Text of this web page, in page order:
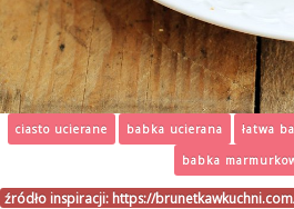
ciasto ucierane babka ucierana łatwa
babka
źródło inspiracji: https://